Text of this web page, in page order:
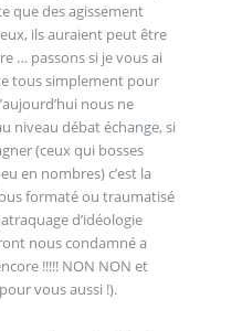
que des agissement
ils auraient peut être
… passons si je vous ai
tous simplement pour
nous ne
niveau débat échange, si
(ceux qui bosses
en nombres) c’est la
formaté ou traumatisé
d’idéologie
nous condamné a
!!!!! NON NON et
vous aussi !).